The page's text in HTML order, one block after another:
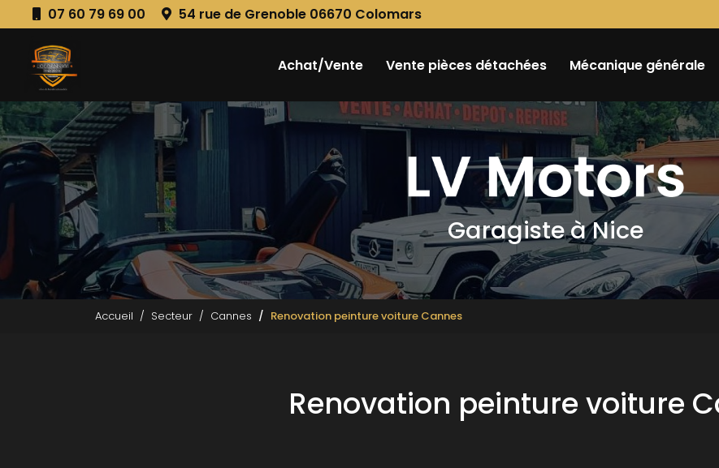
au
contenu
principal
07 60 79 69 00 54 rue de Grenoble 06670 Colomars
Achat/Vente
Vente pièces détachées Mécanique générale
Garagiste à Nice
Accueil Secteur Cannes Renovation peinture voiture Cannes
Renovation peinture voiture